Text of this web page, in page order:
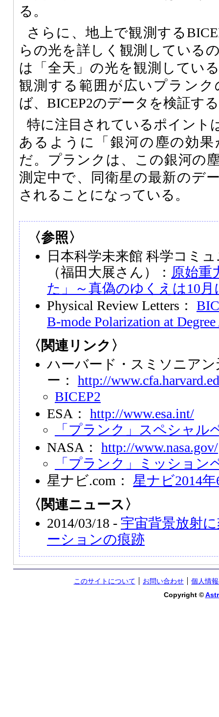
る。
さらに、地上で観測する
らの光を詳しく観測している
は「全天」の光を観測してい
観測する範囲が広いプラン
ば、BICEP2のデータを検証す
特に注目されているポイント
あるように「銀河の塵の効
だ。プランクは、この銀河の
測定中で、同衛星の最新のデ
されることになっている。
〈参照〉
日本科学未来館 科学コミ
（福田大展さん）： 原始重
た」～真偽のゆくえは10
Physical Review Letters：
B-mode Polarization at
〈関連リンク〉
ハーバード・スミソニア
ー： http://
BICEP2
ESA： http://www.esa.int/
「プランク」スペシャル
NASA： http://www.nasa.gov/
「プランク」ミッション
星ナビ.com： 星ナビ2014
〈関連ニュース〉
2014/03/18 - 宇宙背景放射
ーションの痕跡
このサイトについて お問い合わせ
個人情
Copyright ©